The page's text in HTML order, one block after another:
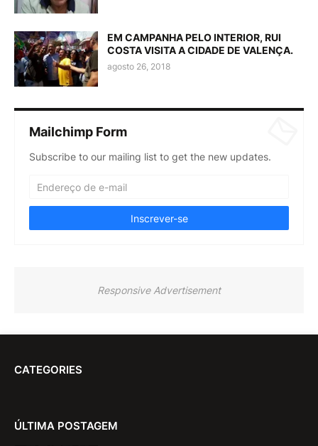
EM CAMPANHA PELO INTERIOR, RUI
COSTA VISITA A CIDADE DE VALENÇA.
agosto 26, 2018
Mailchimp Form
Subscribe to our mailing list to get the new updates.
Responsive Advertisement
CATEGORIES
ÚLTIMA POSTAGEM